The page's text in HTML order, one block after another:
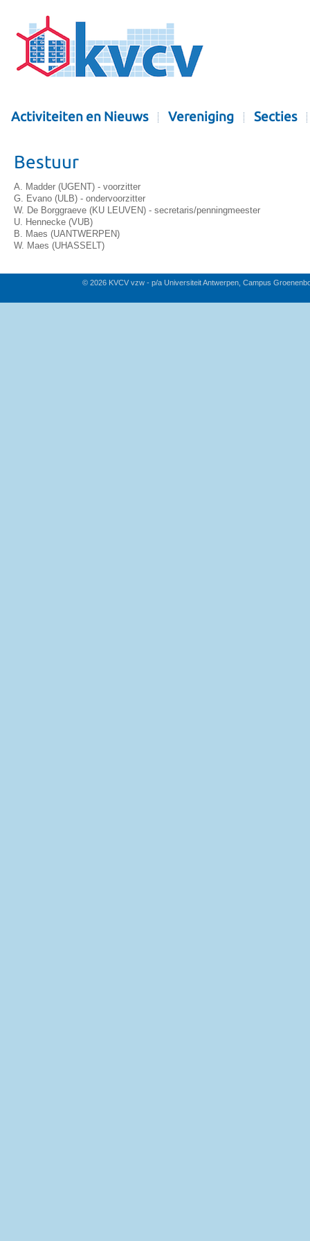
Activiteiten en Nieuws Vereniging Secties
Bestuur
A. Madder (UGENT) - voorzitter
G. Evano (ULB) - ondervoorzitter
W. De Borggraeve (KU LEUVEN) - secretaris/penningmeester
U. Hennecke (VUB)
B. Maes (UANTWERPEN)
W. Maes (UHASSELT)
© 2026 KVCV vzw - p/a Universiteit Antwerpen, Campus